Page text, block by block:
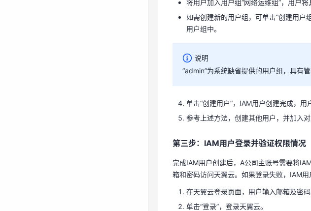
单击“创建用户”，IAM用户创建完成，用
第三步：IAM用户登录并验证权限情况
箱和密码访问天翼云。如果登录失败，IAM
在天翼云登录页面，用户输入邮箱及密
登录成功后，进入天翼云控制中心，请
在“服务列表”中选择虚拟私有云、
配置成功。
切换区域至除“华东1”外的任一资源
将用户加入用户组“网络运维组”，用户
如需创建新的用户组，可单击“创建用户
用户组中。
说明
“admin”为系统缺省提供的用户组，具有
单击“创建用户”，IAM用户创建完成，用
参考上述方法，创建其他用户，并加入对
第三步：IAM用户登录并验证权限情况
完成IAM用户创建后，A公司主账号需要将
箱和密码访问天翼云。如果登录失败，IAM用
在天翼云登录页面，用户输入邮箱及密码
单击“登录”，登录天翼云。